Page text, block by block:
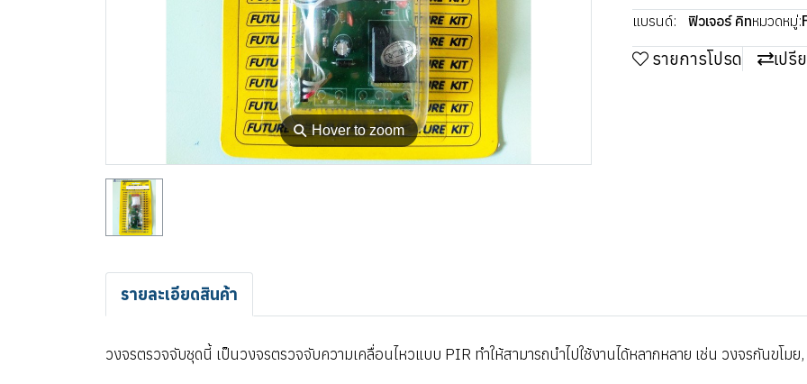
⚲Hover to zoom
แบรนด์: ฟิวเจอร์ คิทหมวดหมู่:
รายการโปรด เปรี
รายละเอียดสินค้า
วงจรตรวจจับชุดนี้ เป็นวงจรตรวจจับความเคลื่อนไหวแบบ PIR ทำให้สามารถนำไปใช้งานได้หลากหลาย เช่น วงจรกันขโม